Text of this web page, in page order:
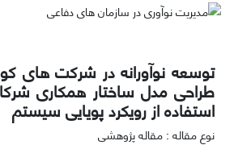
توسعه نوآورانه در شرکت های
طراحی مدل ساختار همکاری
استفاده از رویکرد پویایی سیستم
نوع مقاله : مقاله پژوهشی